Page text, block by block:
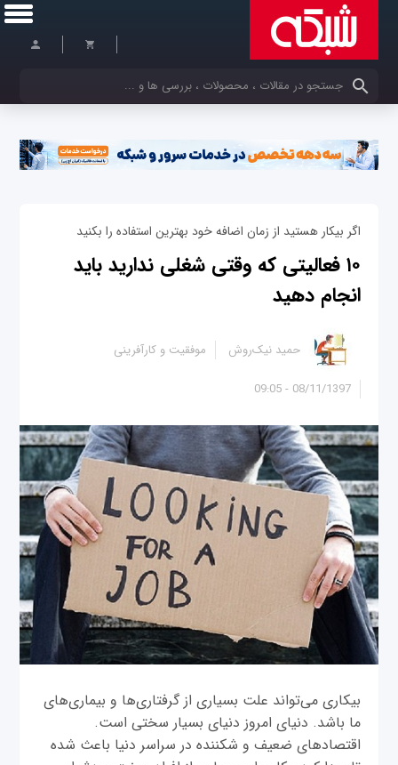
کلمات کلیدی خود را وارد کنید
اگر بیکار هستید از زمان اضافه خود بهترین استفاده را بکنید
۱۰ فعالیتی که وقتی شغلی ندارید باید
انجام دهید
08/11/1397 - 09:05
حمید نیک‌روش موفقیت و کارآفرینی
بیکاری می‌تواند علت بسیاری از گرفتاری‌ها و بیماری‌های
ما باشد. دنیای امروز دنیای بسیار سختی است.
اقتصادهای ضعیف و شکننده در سراسر دنیا باعث شده